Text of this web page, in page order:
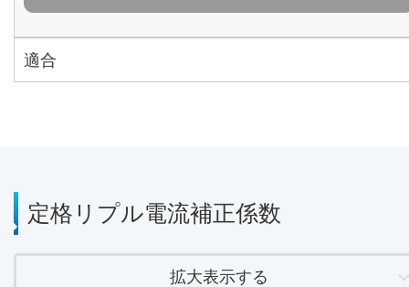
適合
定格リプル電流補正係数
拡大表示する